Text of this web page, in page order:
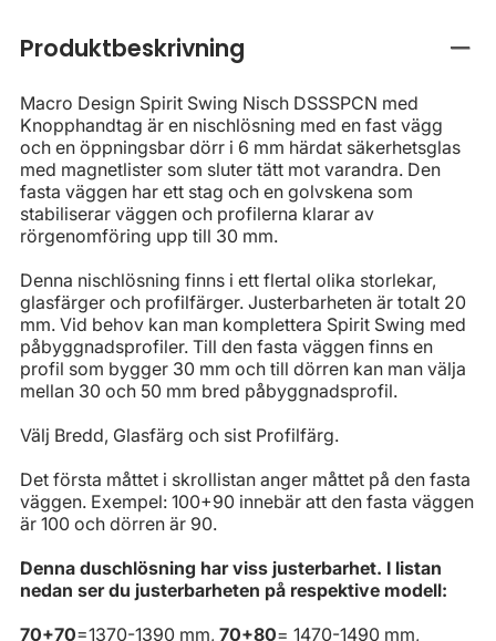
Produktbeskrivning
Macro Design Spirit Swing Nisch DSSSPCN med
Knopphandtag är en nischlösning med en fast vägg
och en öppningsbar dörr i 6 mm härdat säkerhetsglas
med magnetlister som sluter tätt mot varandra. Den
fasta väggen har ett stag och en golvskena som
stabiliserar väggen och profilerna klarar av
rörgenomföring upp till 30 mm.
Denna nischlösning finns i ett flertal olika storlekar,
glasfärger och profilfärger. Justerbarheten är totalt 20
mm. Vid behov kan man komplettera Spirit Swing med
påbyggnadsprofiler. Till den fasta väggen finns en
profil som bygger 30 mm och till dörren kan man välja
mellan 30 och 50 mm bred påbyggnadsprofil.
Välj Bredd, Glasfärg och sist Profilfärg.
Det första måttet i skrollistan anger måttet på den fasta
väggen. Exempel: 100+90 innebär att den fasta väggen
är 100 och dörren är 90.
Denna duschlösning har viss justerbarhet. I listan
nedan ser du justerbarheten på respektive modell:
70+70=1370-1390 mm, 70+80= 1470-1490 mm,